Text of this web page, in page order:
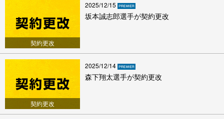
契約更改
2025/12/15
坂本誠志郎選手が契約更改
契約更改
2025/12/14
森下翔太選手が契約更改